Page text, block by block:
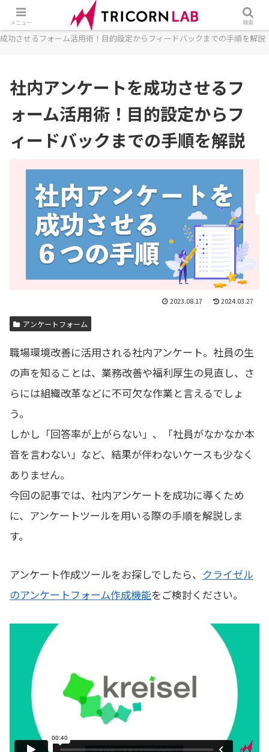
ホーム フォーム アンケートフォーム
社内アンケートを
成功させるフォーム活用術！目的設定からフィードバックまでの手順を解説
社内アンケートを成功させるフ
ォーム活用術！目的設定からフ
ィードバックまでの手順を解説
2023.08.17 2024.03.27
アンケートフォーム
職場環境改善に活用される社内アンケート。社員の生
の声を知ることは、業務改善や福利厚生の見直し、さ
らには組織改革などに不可欠な作業と言えるでしょ
う。
しかし「回答率が上がらない」、「社員がなかなか本
音を言わない」など、結果が伴わないケースも少なく
ありません。
今回の記事では、社内アンケートを成功に導くため
に、アンケートツールを用いる際の手順を解説しま
す。
アンケート作成ツールをお探しでしたら、 クライゼル
のアンケートフォーム作成機能をご検討ください。
メニュー 検索